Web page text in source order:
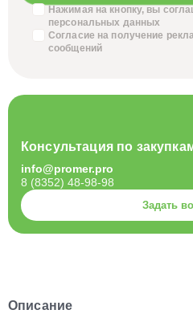
Описание
Нажимая на кнопку, вы
персональных данных
Согласие на получение
сообщений
Консультация по
info@promer.pro
8 (8352) 48-98-98
Задать